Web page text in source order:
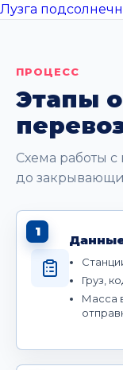
Лузга
ПРОЦЕСС
Этапы
Схема работы
до
1
Груз,
Масса